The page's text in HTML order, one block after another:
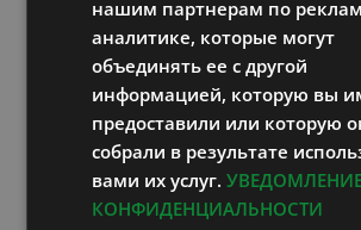
Share On
нашим партнерам по
аналитике, которые могут
объединять ее с другой
информацией, которую вы
предоставили или которую
собрали в результате
вами их услуг.
КОНФИДЕНЦИАЛЬНОСТИ